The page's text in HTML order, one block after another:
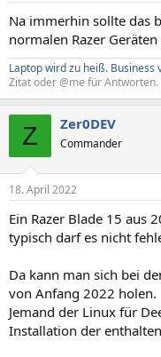
Na immerhin sollte das
normalen Razer
Laptop wird zu heiß. Business
Zitat oder @me für Antworten.
Z Zer0DEV
Commander
18. April 2022
Ein Razer Blade 15 aus
typisch darf es nicht
Da kann man sich bei
von Anfang 2022 holen.
Jemand der Linux für
Installation der